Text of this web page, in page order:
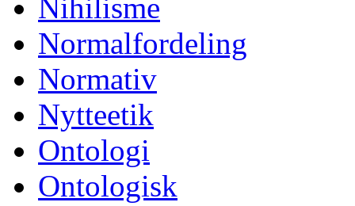
Nihilisme
Normalfordeling
Normativ
Nytteetik
Ontologi
Ontologisk